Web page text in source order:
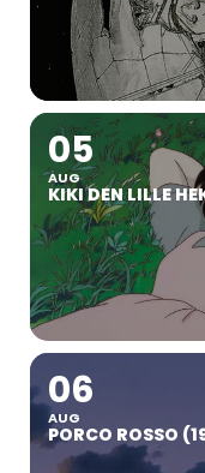
05
AUG
KIKI DEN LILLE
06
AUG
PORCO ROSSO